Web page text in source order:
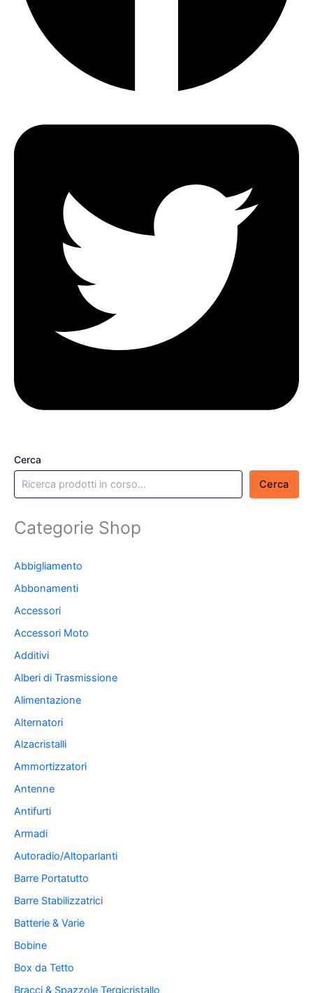
Cerca
Cerca
Categorie Shop
Abbigliamento
Abbonamenti
Accessori
Accessori Moto
Additivi
Alberi di Trasmissione
Alimentazione
Alternatori
Alzacristalli
Ammortizzatori
Antenne
Antifurti
Armadi
Autoradio/Altoparlanti
Barre Portatutto
Barre Stabilizzatrici
Batterie & Varie
Bobine
Box da Tetto
Bracci & Spazzole Tergicristallo